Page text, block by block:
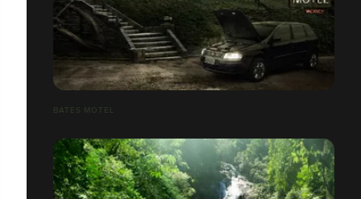
BATES MOTEL